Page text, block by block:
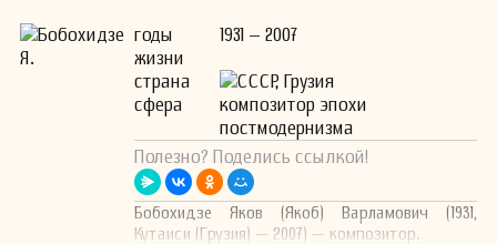
годы
жизни
1931 – 2007
страна
СССР, Грузия
сфера
композитор эпохи
постмодернизма
Полезно? Поделись ссылкой!
Бобохидзе Яков (Якоб) Варламович (1931,
Кутаиси (Грузия) — 2007) — композитор.